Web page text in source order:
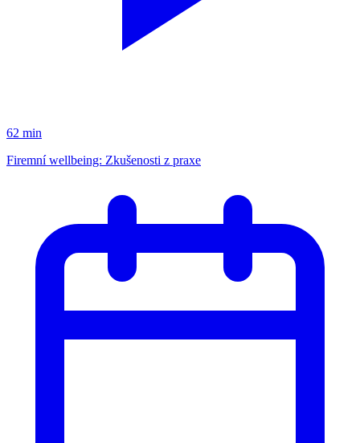
62 min
Firemní wellbeing: Zkušenosti z praxe